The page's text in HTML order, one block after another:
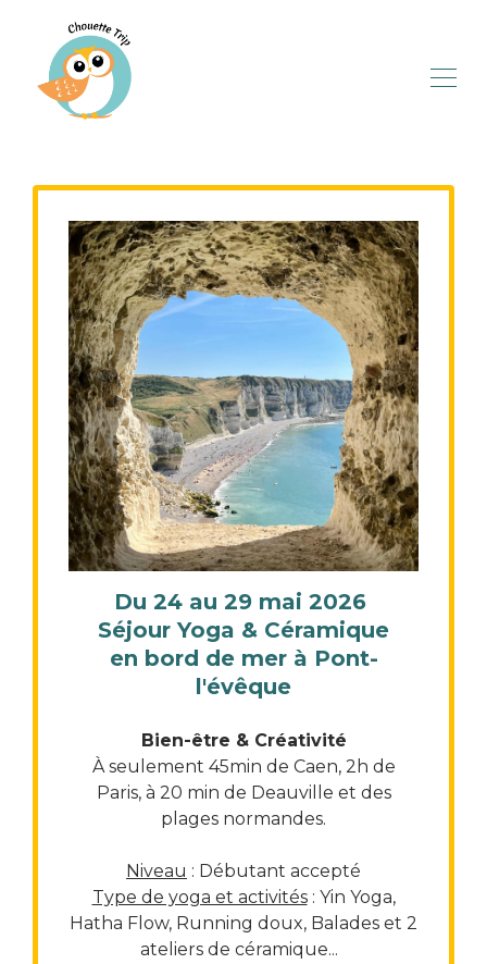
Du 24 au 29 mai 2026
Séjour Yoga & Céramique
en bord de mer à Pont-
l'évêque
Bien-être & Créativité
À seulement 45min de Caen, 2h de
Paris, à 20 min de Deauville et des
plages normandes.
Niveau : Débutant accepté
Type de yoga et activités: Yin Yoga,
Hatha Flow, Running doux, Balades et 2
ateliers de céramique...